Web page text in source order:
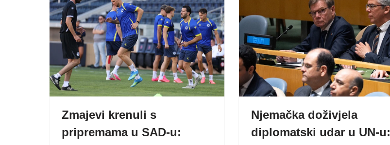
Zmajevi krenuli s
pripremama u SAD-u:
Njemačka doživjela
diplomatski udar u UN-u: